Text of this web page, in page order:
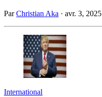
ParChristian Aka · avr. 3, 2025
International